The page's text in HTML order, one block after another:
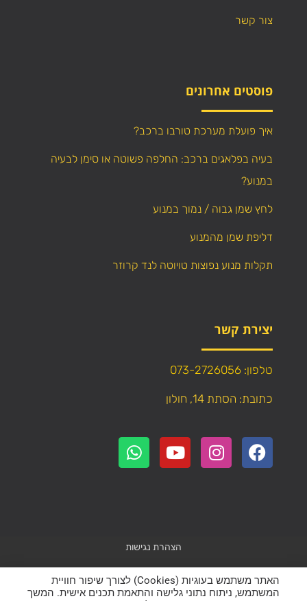
צור קשר
פוסטים אחרונים
איך פועלת מערכת טורבו ברכב?
בעיה בפלאגים ברכב: החלפה פשוטה או סימן לבעיה
במנוע?
לחץ שמן גבוה / נמוך במנוע
דליפת שמן מהמנוע
תקלות מנוע נפוצות טויוטה לנד קרוזר
יצירת קשר
טלפון: 073-2726056
כתובת: הסתת 14, חולון
הצהרת נגישות
Powered byWebResult
האתר משתמש בעוגיות (Cookies) לצורך שיפור חוויית
המשתמש, ניתוח נתוני גלישה והתאמת תכנים אישית. המשך